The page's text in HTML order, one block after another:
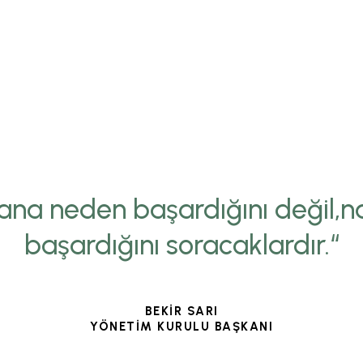
neden başardığını
başardığını soracaklardır.“
BEKİR SARI
YÖNETİM KURULU BAŞKANI